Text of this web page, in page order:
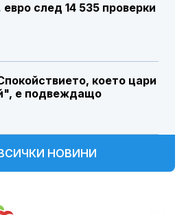
евро след 14 535 проверки
което цари
е подвеждащо
НОВИНИ